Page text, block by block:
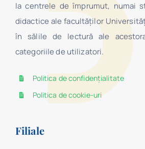
la centrele de împrumut, numai
didactice ale facultăților
în sălile de lectură ale
categoriile de utilizatori.
Politica de confidențialitate
Politica de cookie-uri
Filiale